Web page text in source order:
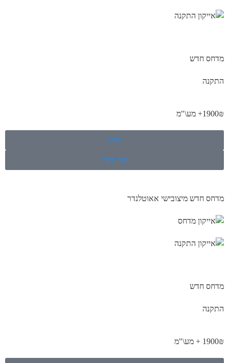
מדחס חדש
התקנה
1900₪+ מע\"מ
קנייה
צור קשר
מדחס חדש מיצובישי אאוטלנדר
מדחס חדש
התקנה
1900₪ + מע\"מ